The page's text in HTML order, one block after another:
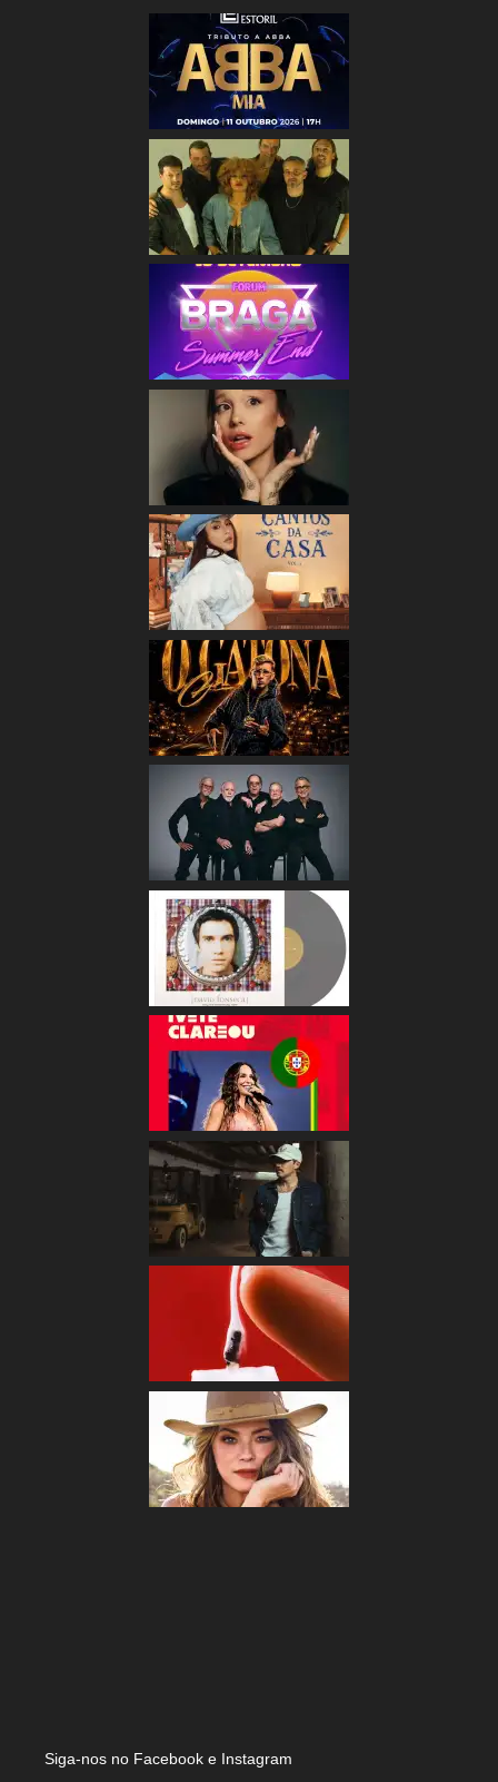
Siga-nos no Facebook e Instagram